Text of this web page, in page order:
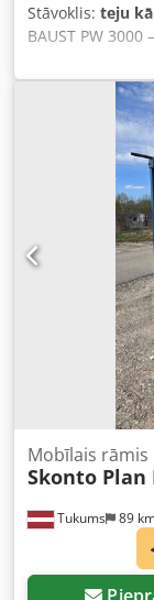
Stāvoklis: teju
BAUST PW
divvirzienu
iekārta ir
kas paredzēta
(piemēram,
alumīnija
sistēmu. Maiga
Telpu taupoša
darbība,
elastīgas sānu
līdz 1200 x 1800
mm. Maksimālā
Ražošanas
Tukums 89
Mobīlais rāmis
Skonto Plan